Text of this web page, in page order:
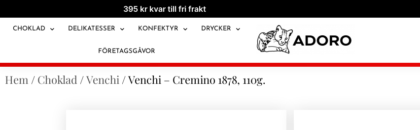
395 kr kvar till fri frakt
CHOKLAD DELIKATESSER KONFEKTYR DRYCKER
FÖRETAGSGÅVOR
Hem / Choklad /Venchi / Venchi – Cremino 1878, 110g.